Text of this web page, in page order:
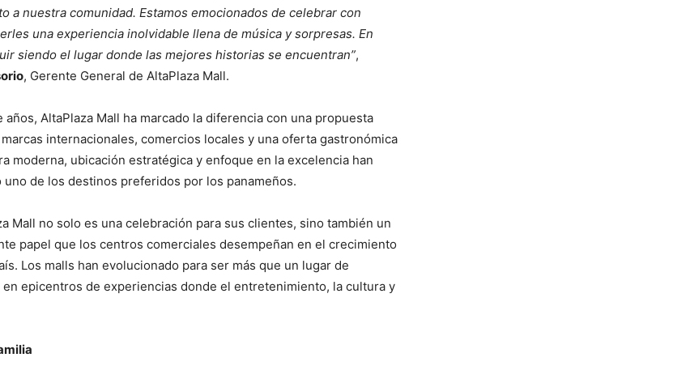
a nuestra comunidad. Estamos emocionados de celebrar con
una experiencia inolvidable llena de música y sorpresas. En
siendo el lugar donde las mejores historias se encuentran”,
, Gerente General de AltaPlaza Mall.
AltaPlaza Mall ha marcado la diferencia con una propuesta
internacionales, comercios locales y una oferta gastronómica
moderna, ubicación estratégica y enfoque en la excelencia han
uno de los destinos preferidos por los panameños.
Mall no solo es una celebración para sus clientes, sino también un
papel que los centros comerciales desempeñan en el crecimiento
Los malls han evolucionado para ser más que un lugar de
epicentros de experiencias donde el entretenimiento, la cultura y